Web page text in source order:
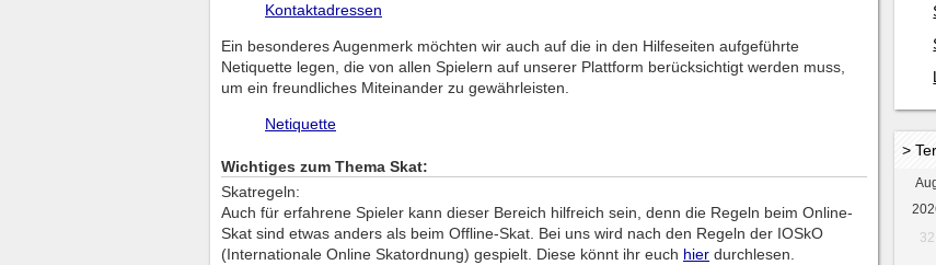
Kontaktadressen
Ein besonderes Augenmerk möchten wir auch auf die in den Hilfeseiten aufgeführte
Netiquette legen, die von allen Spielern auf unserer Plattform berücksichtigt werden muss,
um ein freundliches Miteinander zu gewährleisten.
Netiquette
Wichtiges zum Thema Skat:
Skatregeln:
Auch für erfahrene Spieler kann dieser Bereich hilfreich sein, denn die Regeln beim Online-
Skat sind etwas anders als beim Offline-Skat. Bei uns wird nach den Regeln der IOSkO
(Internationale Online Skatordnung) gespielt. Diese könnt ihr euch hier durchlesen.
>
32